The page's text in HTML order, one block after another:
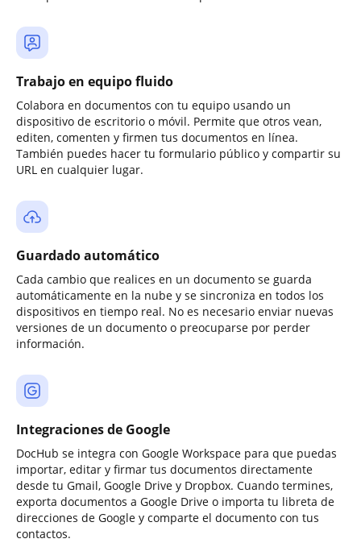
Trabajo en equipo fluido
Colabora en documentos con tu equipo usando un
dispositivo de escritorio o móvil. Permite que otros vean,
editen, comenten y firmen tus documentos en línea.
También puedes hacer tu formulario público y compartir su
URL en cualquier lugar.
Guardado automático
Cada cambio que realices en un documento se guarda
automáticamente en la nube y se sincroniza en todos los
dispositivos en tiempo real. No es necesario enviar nuevas
versiones de un documento o preocuparse por perder
información.
Integraciones de Google
DocHub se integra con Google Workspace para que puedas
importar, editar y firmar tus documentos directamente
desde tu Gmail, Google Drive y Dropbox. Cuando termines,
exporta documentos a Google Drive o importa tu libreta de
direcciones de Google y comparte el documento con tus
contactos.